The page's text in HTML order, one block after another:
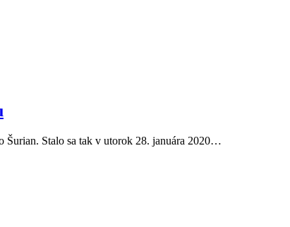
Stalo sa tak v utorok 28. januára 2020…